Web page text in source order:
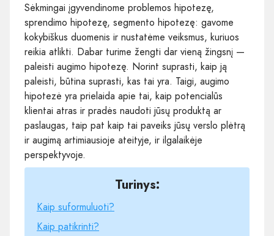
Sėkmingai įgyvendinome problemos hipotezę,
sprendimo hipotezę, segmento hipotezę: gavome
kokybiškus duomenis ir nustatėme veiksmus, kuriuos
reikia atlikti. Dabar turime žengti dar vieną žingsnį —
paleisti augimo hipotezę. Norint suprasti, kaip ją
paleisti, būtina suprasti, kas tai yra. Taigi, augimo
hipotezė yra prielaida apie tai, kaip potencialūs
klientai atras ir pradės naudoti jūsų produktą ar
paslaugas, taip pat kaip tai paveiks jūsų verslo plėtrą
ir augimą artimiausioje ateityje, ir ilgalaikėje
perspektyvoje.
Turinys:
Kaip suformuluoti?
Kaip patikrinti?